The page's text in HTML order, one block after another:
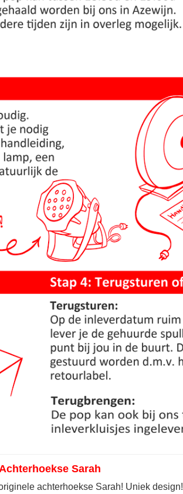
Sarah
achterhoekse Sarah! Uniek design!